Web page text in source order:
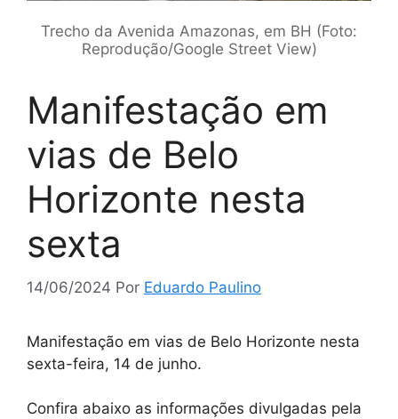
Trecho da Avenida Amazonas, em BH (Foto:
Reprodução/Google Street View)
Manifestação em
vias de Belo
Horizonte nesta
sexta
14/06/2024 Por Eduardo Paulino
Manifestação em vias de Belo Horizonte nesta
sexta-feira, 14 de junho.
Confira abaixo as informações divulgadas pela